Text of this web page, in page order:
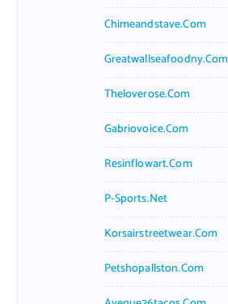
Chimeandstave.com
Greatwallseafoodny.com
Theloverose.com
Gabriovoice.com
Resinflowart.com
P-Sports.net
Korsairstreetwear.com
Petshopallston.com